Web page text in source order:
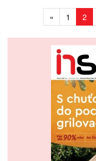
« 1 2